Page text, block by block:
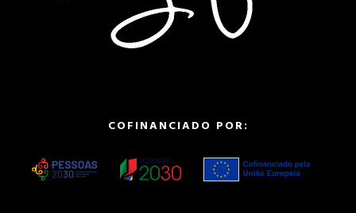
COFINANCIADO POR: